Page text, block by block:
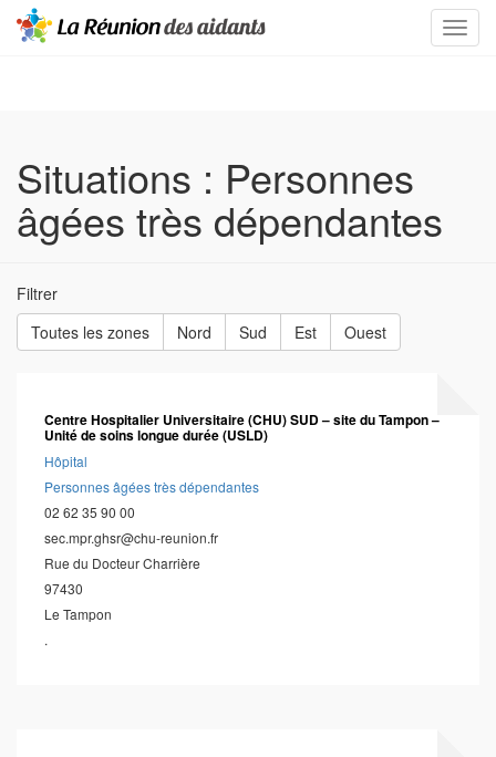
Situations : Personnes
âgées très dépendantes
Filtrer
Toutes les zones
Nord Sud Est Ouest
Centre Hospitalier Universitaire (CHU) SUD – site du Tampon –
Unité de soins longue durée (USLD)
Hôpital
Personnes âgées très dépendantes
02 62 35 90 00
sec.mpr.ghsr@chu-reunion.fr
Rue du Docteur Charrière
97430
Le Tampon
.